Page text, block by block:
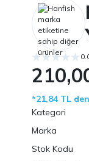
*21,84 TL
Kategori
Marka
Stok Kodu